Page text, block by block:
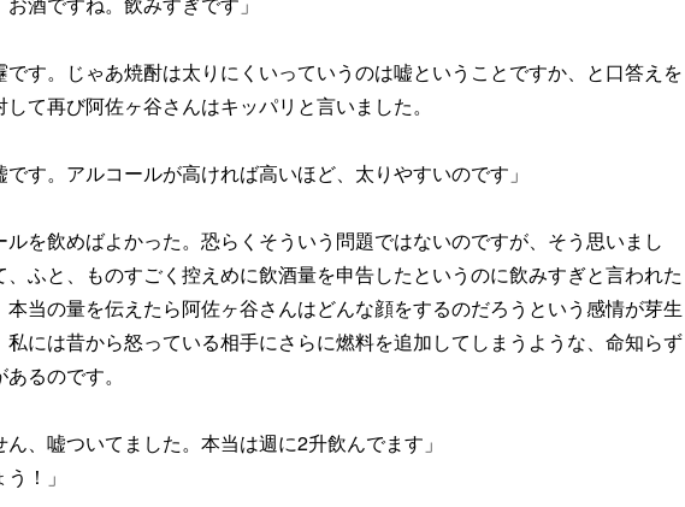
です。じゃあ焼酎は太りにくいっていうのは嘘ということですか、と口答えを
て再び阿佐ヶ谷さんはキッパリと言いました。
です。アルコールが高ければ高いほど、太りやすいのです」
ルを飲めばよかった。恐らくそういう問題ではないのですが、そう思いまし
、ふと、ものすごく控えめに飲酒量を申告したというのに飲みすぎと言われた
本当の量を伝えたら阿佐ヶ谷さんはどんな顔をするのだろうという感情が芽生
私には昔から怒っている相手にさらに燃料を追加してしまうような、命知らず
るのです。
ん、嘘ついてました。本当は週に2升飲んでます」
！」